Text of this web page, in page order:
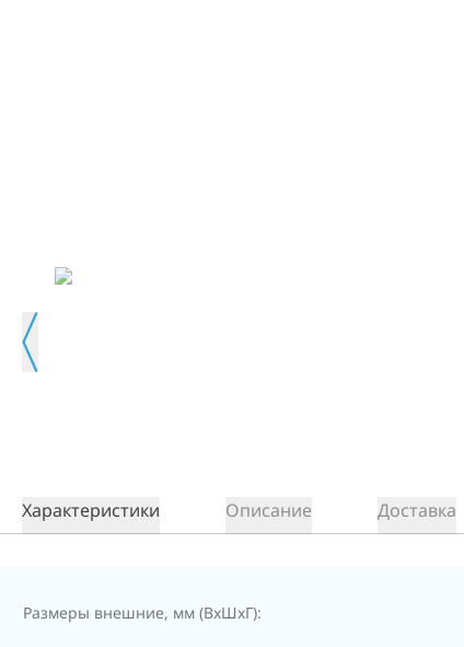
Характеристики Описание Доставка
Размеры внешние, мм (ВхШхГ):